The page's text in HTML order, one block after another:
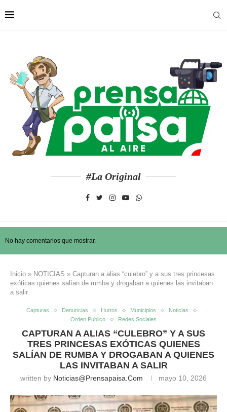
#La Original
No hay comentarios que mostrar.
Inicio » NOTICIAS » Capturan a alias “culebro” y a sus tres princesas
exóticas quienes salían de rumba y drogaban a quienes las invitaban
a salir
Capturas Denuncias Hurtos Municipios
Noticias
Orden Publico
Redes Sociales
CAPTURAN A ALIAS “CULEBRO” Y A SUS
TRES PRINCESAS EXÓTICAS QUIENES
SALÍAN DE RUMBA Y DROGABAN A QUIENES
LAS INVITABAN A SALIR
written by Noticias@prensapaisa.com mayo 10, 2026